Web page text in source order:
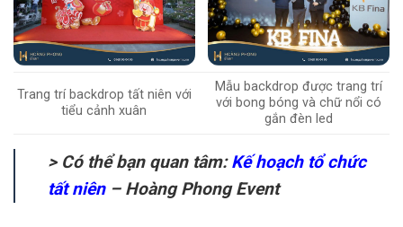
Trang trí backdrop tất niên với
tiểu cảnh xuân
Mẫu backdrop được trang trí
với bong bóng và chữ nổi có
gắn đèn led
> Có thể bạn quan tâm:Kế hoạch tổ chức
tất niên– Hoàng Phong Event